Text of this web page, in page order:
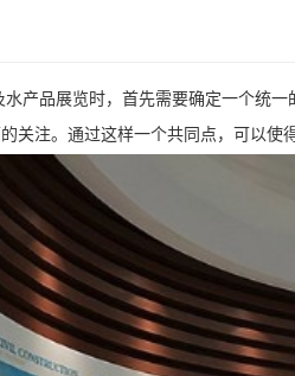
水产品展览时，首先需要确定一个统
关注。通过这样一个共同点，可以使